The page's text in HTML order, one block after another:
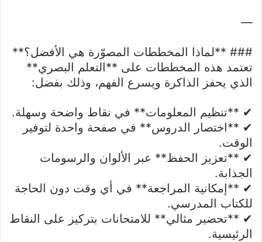
—
### **لماذا المخططات المصوّرة هي الأفضل؟**
تعتمد هذه المخططات على **التعلم البصري**
الذي يحفز الذاكرة ويسرع الفهم، وذلك بفضل:
✔ **تنظيم المعلومات** في نقاط واضحة وسهلة.
✔ **اختصار الدروس** في صفحة واحدة لتوفير
الوقت.
✔ **تعزيز الحفظ** عبر الألوان والرسومات
الجذابة.
✔ **إمكانية المراجعة** في أي وقت دون الحاجة
للكتاب المدرسي.
✔ **تحضير مثالي** للامتحانات بتركيز على النقاط
الرئيسية.